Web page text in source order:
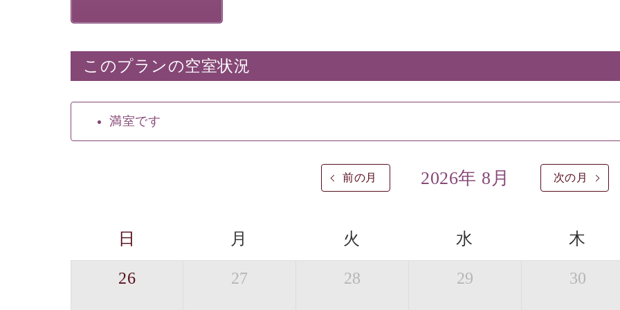
このプランの空室状況
満室です
前の月 2026年 8月 次の月
日 月 火 水 木
26 27 28 29 30